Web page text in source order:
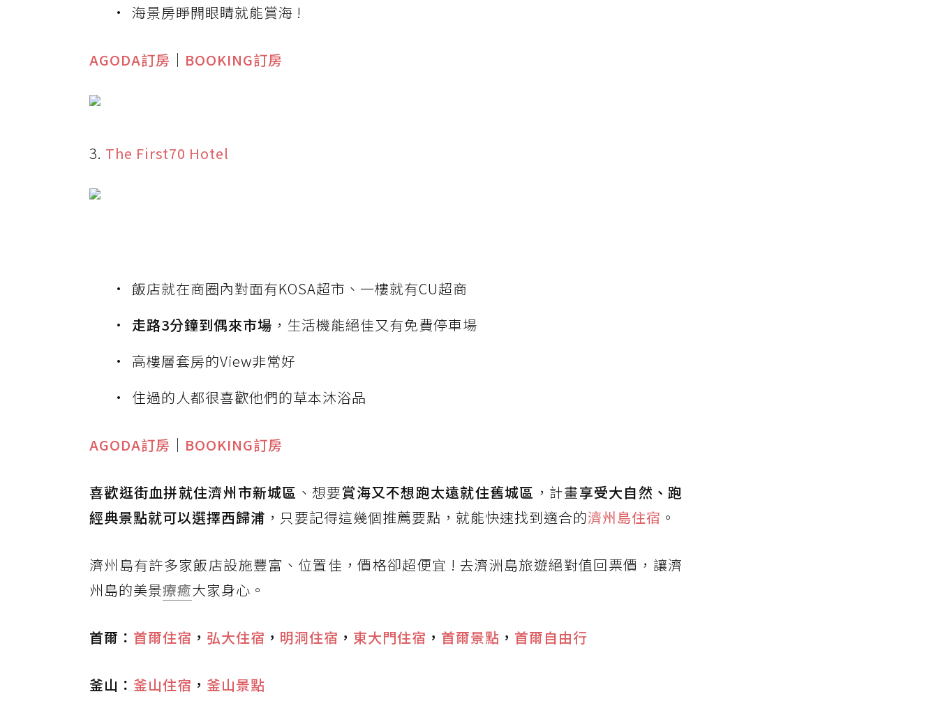
海景房睜開眼睛就能賞海 !
AGODA訂房 ｜ BOOKING訂房
3. The First70 Hotel
飯店就在商圈內對面有KOSA超市、一樓就有CU超商
走路3分鐘到偶來市場 ，生活機能絕佳又有免費停車場
高樓層套房的View非常好
住過的人都很喜歡他們的草本沐浴品
AGODA訂房 ｜ BOOKING訂房
喜歡逛街血拼就住濟州市新城區 、想要賞海又不想跑太遠就住舊城區 ，計畫享受大自然、跑
經典景點就可以選擇西歸浦 ，只要記得這幾個推薦要點，就能快速找到適合的濟州島住宿 。
濟州島有許多家飯店設施豐富、位置佳，價格卻超便宜 ! 去濟洲島旅遊絕對值回票價，讓濟
州島的美景療癒大家身心。
首爾： 首爾住宿 ， 弘大住宿 ， 明洞住宿 ， 東大門住宿 ， 首爾景點 ， 首爾自由行
釜山： 釜山住宿 ， 釜山景點